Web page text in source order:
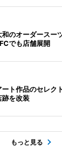
和のオーダースー
でも店舗展開
ート作品のセレ
跡を改装
もっと見る